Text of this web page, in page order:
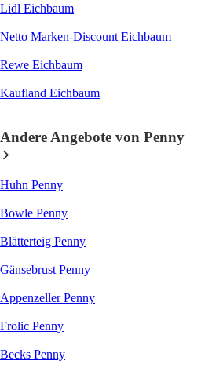
Lidl Eichbaum
Netto Marken-Discount Eichbaum
Rewe Eichbaum
Kaufland Eichbaum
Andere Angebote von Penny
Huhn Penny
Bowle Penny
Blätterteig Penny
Gänsebrust Penny
Appenzeller Penny
Frolic Penny
Becks Penny